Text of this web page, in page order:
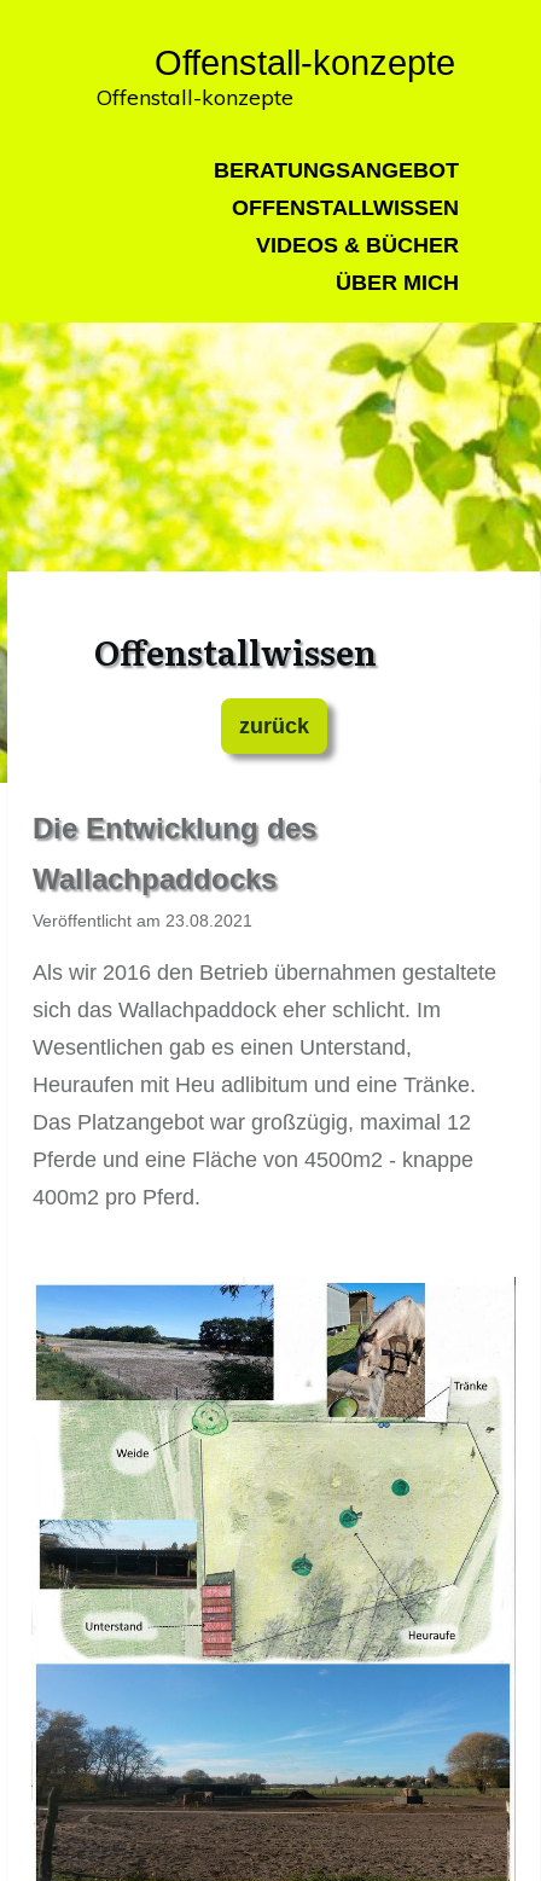
Offenstall-konzepte
Offenstall-konzepte
BERATUNGSANGEBOT
OFFENSTALLWISSEN
VIDEOS & BÜCHER
ÜBER MICH
Offenstallwissen
zurück
Die Entwicklung des
Wallachpaddocks
Veröffentlicht am 23.08.2021
Als wir 2016 den Betrieb übernahmen gestaltete
sich das Wallachpaddock eher schlicht. Im
Wesentlichen gab es einen Unterstand,
Heuraufen mit Heu adlibitum und eine Tränke.
Das Platzangebot war großzügig, maximal 12
Pferde und eine Fläche von 4500m2 - knappe
400m2 pro Pferd.